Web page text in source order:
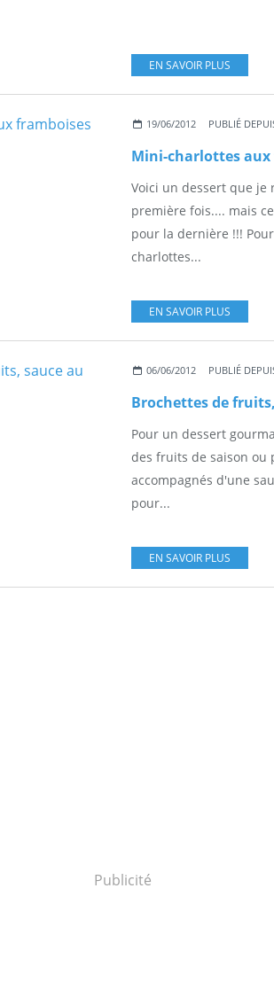
EN SAVOIR PLUS
19/06/2012 PUBLIÉ
Mini-charlottes aux
Voici un dessert que je
première fois.... mais
pour la dernière !!!
charlottes...
EN SAVOIR PLUS
06/06/2012 PUBLIÉ
Pour un dessert
des fruits de saison ou
accompagnés d'une
pour...
EN SAVOIR PLUS
Publicité